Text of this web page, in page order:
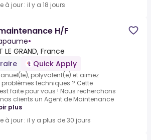
à jour : il y a 18 jours
H/F
•
LE GRAND, France
Quick Apply
polyvalent(e) et aimez
problèmes techniques ? Cette
faite pour vous ! Nous recherchons
clients un Agent de Maintenance
plus
à jour : il y a plus de 30 jours